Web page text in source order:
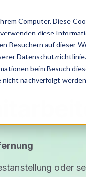
Computer. Diese
diese
Besuchern auf dieser
Datenschutzrichtlinie.
beim Besuch
nicht nachverfolgt
oder